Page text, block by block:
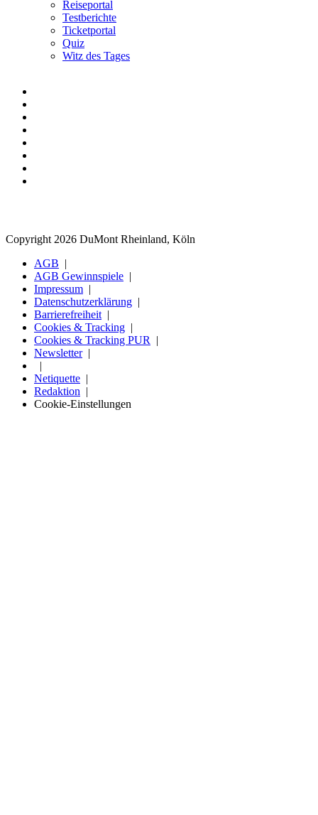
Reiseportal
Testberichte
Ticketportal
Quiz
Witz des Tages
Copyright 2026 DuMont Rheinland, Köln
AGB
AGB Gewinnspiele
Impressum
Datenschutzerklärung
Barrierefreiheit
Cookies & Tracking
Cookies & Tracking PUR
Newsletter
Netiquette
Redaktion
Cookie-Einstellungen